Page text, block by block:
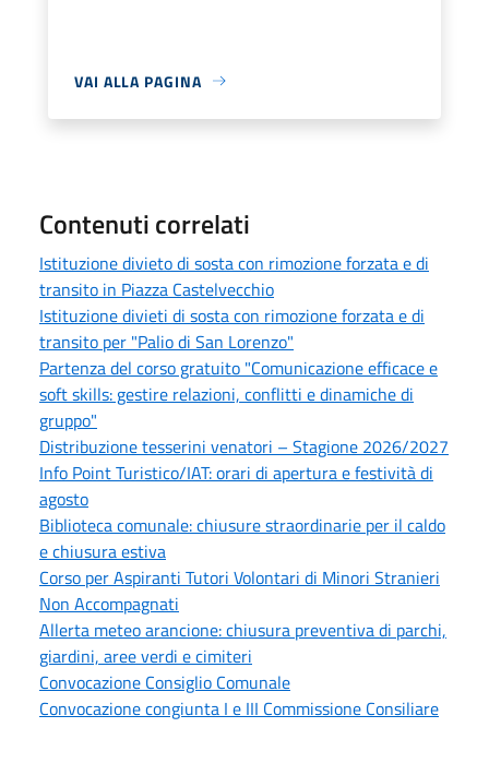
VAI ALLA PAGINA
Contenuti correlati
Istituzione divieto di sosta con rimozione forzata e di
transito in Piazza Castelvecchio
Istituzione divieti di sosta con rimozione forzata e di
transito per "Palio di San Lorenzo"
Partenza del corso gratuito "Comunicazione efficace e
soft skills: gestire relazioni, conflitti e dinamiche di
gruppo"
Distribuzione tesserini venatori – Stagione 2026/2027
Info Point Turistico/IAT: orari di apertura e festività di
agosto
Biblioteca comunale: chiusure straordinarie per il caldo
e chiusura estiva
Corso per Aspiranti Tutori Volontari di Minori Stranieri
Non Accompagnati
Allerta meteo arancione: chiusura preventiva di parchi,
giardini, aree verdi e cimiteri
Convocazione Consiglio Comunale
Convocazione congiunta I e III Commissione Consiliare